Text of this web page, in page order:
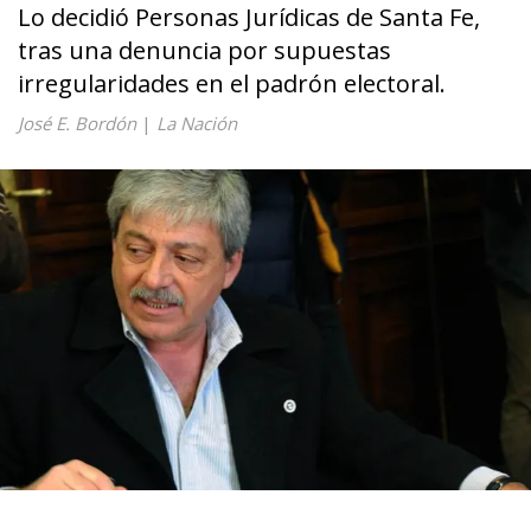
Lo decidió Personas Jurídicas de Santa Fe,
tras una denuncia por supuestas
irregularidades en el padrón electoral.
José E. Bordón| La Nación